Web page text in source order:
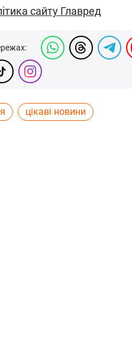
сайту Главред
цікаві новини